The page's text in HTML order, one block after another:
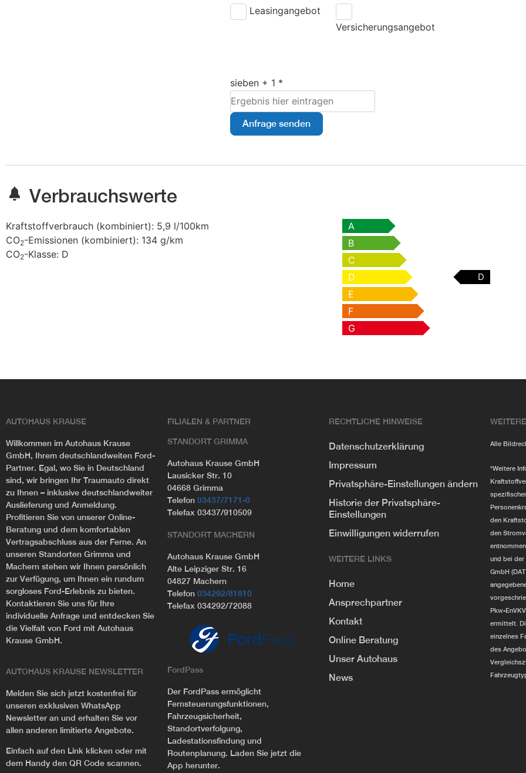
Leasingangebot
Versicherungsangebot
sieben + 1 *
Anfrage senden
Verbrauchswerte
Kraftstoffverbrauch (kombiniert): 5,9 l/100km
CO2-Emissionen (kombiniert): 134 g/km
CO2-Klasse: D
A
B
C
D
D
E
F
G
AUTOHAUS KRAUSE
Willkommen im Autohaus Krause
GmbH, Ihrem deutschlandweiten Ford-
Partner. Egal, wo Sie in Deutschland
sind, wir bringen Ihr Traumauto direkt
zu Ihnen – inklusive deutschlandweiter
Auslieferung und Anmeldung.
Profitieren Sie von unserer Online-
Beratung und dem komfortablen
Vertragsabschluss aus der Ferne. An
unseren Standorten Grimma und
Machern stehen wir Ihnen persönlich
zur Verfügung, um Ihnen ein rundum
sorgloses Ford-Erlebnis zu bieten.
Kontaktieren Sie uns für Ihre
individuelle Anfrage und entdecken Sie
die Vielfalt von Ford mit Autohaus
Krause GmbH.
AUTOHAUS KRAUSE NEWSLETTER
Melden Sie sich jetzt kostenfrei für
unseren exklusiven WhatsApp
Newsletter an und erhalten Sie vor
allen anderen limitierte Angebote.
Einfach auf den Link klicken oder mit
dem Handy den QR Code scannen.
FILIALEN & PARTNER
STANDORT GRIMMA
Autohaus Krause GmbH
Lausicker Str. 10
04668 Grimma
Telefon 03437/7171-0
Telefax 03437/910509
STANDORT MACHERN
Autohaus Krause GmbH
Alte Leipziger Str. 16
04827 Machern
Telefon 034292/81810
Telefax 034292/72088
FordPass
Der FordPass ermöglicht
Fernsteuerungsfunktionen,
Fahrzeugsicherheit,
Standortverfolgung,
Ladestationsfindung und
Routenplanung. Laden Sie jetzt die
App herunter.
RECHTLICHE HINWEISE
Datenschutzerklärung
Impressum
Privatsphäre-Einstellungen ändern
Historie der Privatsphäre-
Einstellungen
Einwilligungen widerrufen
WEITERE LINKS
Home
Ansprechpartner
Kontakt
Online Beratung
Unser Autohaus
News
Alle
*Weitere
den
den
und bei der
GmbH
Pkw-
ermittelt.
einzelnes
des